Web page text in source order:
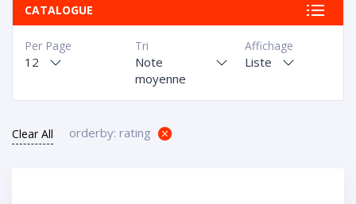
CATALOGUE
Affichage
Liste
Tri
Note
moyenne
Per Page
12
Clear All orderby: rating